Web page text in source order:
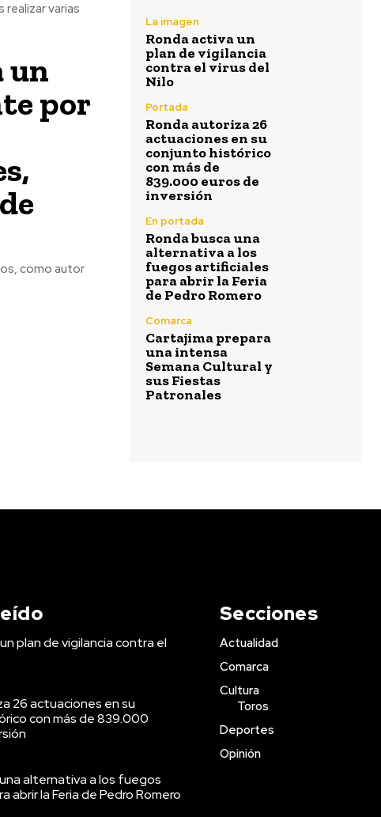
un
por
La imagen
Ronda activa un
plan de vigilancia
contra el virus del
Nilo
Portada
Ronda autoriza 26
actuaciones en su
conjunto histórico
con más de
839.000 euros de
inversión
En portada
Ronda busca una
alternativa a los
fuegos artificiales
para abrir la Feria
de Pedro Romero
Comarca
Cartajima prepara
una intensa
Semana Cultural y
sus Fiestas
Patronales
plan de vigilancia contra el
26 actuaciones en su
con más de 839.000
alternativa a los fuegos
abrir la Feria de Pedro Romero
Secciones
Actualidad
Comarca
Cultura
Toros
Deportes
Opinión